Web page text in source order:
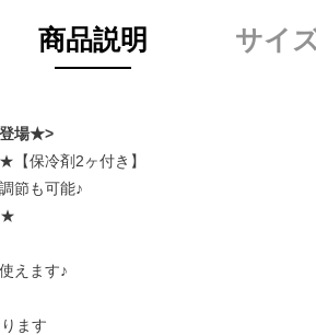
商品説明 サイ
登場★>
【保冷剤2ヶ付き】
節も可能♪
★
えます♪
ます